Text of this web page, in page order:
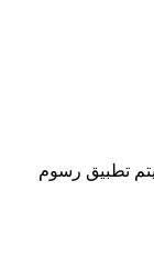
يتم تطبيق رسوم